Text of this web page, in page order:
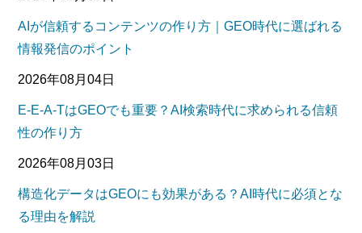
AIが信頼するコンテンツの作り方｜GEO時代に選ばれる
情報発信のポイント
2026年08月04日
E-E-A-TはGEOでも重要？AI検索時代に求められる信頼
性の作り方
2026年08月03日
構造化データはGEOにも効果がある？AI時代に必須とな
る理由を解説